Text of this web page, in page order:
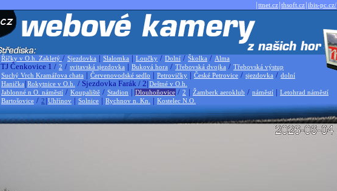
|ttnet.cz|thsoft.cz|ibis-pc.cz/
Říčky v O.h. Zakletý / Sjezdovka | Slalomka | Loučky / Dolní / Školka / Alma
TJ Čenkovice 1 / 2 / svitavská sjezdovka | Buková hora / Třebovská dvojka / Třebovská výstup
Suchý Vrch Kramářova chata | Červenovodské sedlo | Petrovičky | České Petrovice / sjezdovka / dolní
Hanička |Rokytnice v O.h. / Sjezdovka Farák / 2|Deštné v O.h.
Jablonné n O. náměstí / Koupaliště / Stadion | Dlouhoňovice / 2 | Žamberk aeroklub / náměstí | Letohrad náměstí
Bartošovice / 2 |Uhřínov | Solnice | Rychnov n. Kn. | Kostelec N.O.